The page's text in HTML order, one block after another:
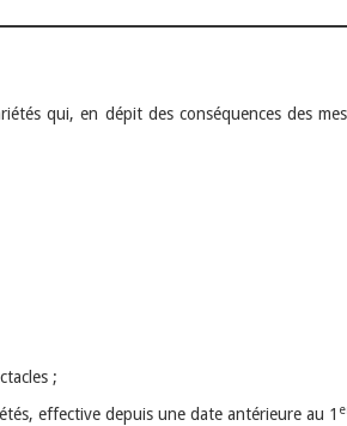
qui, en dépit des conséquences des
;
effective depuis une date antérieure au 1